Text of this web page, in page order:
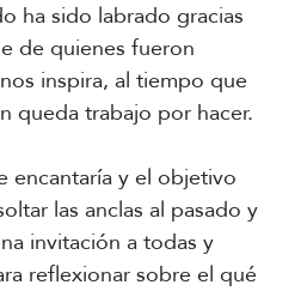
ha sido labrado gracias
de quienes fueron
inspira, al tiempo que
queda trabajo por hacer.
encantaría y el objetivo
las anclas al pasado y
invitación a todas y
reflexionar sobre el qué